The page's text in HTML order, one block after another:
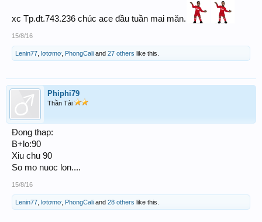
xc Tp.dt.743.236 chúc ace đầu tuần mai măn.
15/8/16
Lenin77 lơtơmơ PhongCali and 27 others like this.
Phiphi79
Thần Tài
Đong thap:
B+lo:90
Xiu chu 90
So mo nuoc lon....
15/8/16
Lenin77 lơtơmơ PhongCali and 28 others like this.